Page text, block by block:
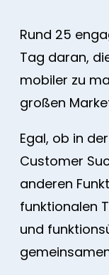
Rund 25
Tag daran,
mobiler zu
großen
Egal, ob in
Customer
anderen
funktionalen
und